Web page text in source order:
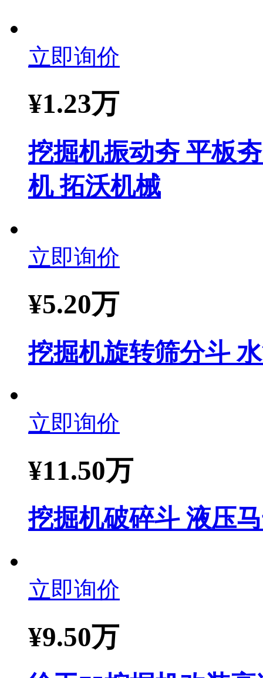
立即询价
¥1.23万
挖掘机振动夯 平板
机 拓沃机械
立即询价
¥5.20万
挖掘机旋转筛分斗
立即询价
¥11.50万
挖掘机破碎斗 液压
立即询价
¥9.50万